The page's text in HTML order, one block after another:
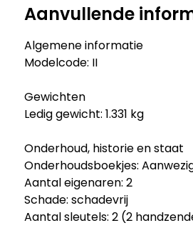
Aanvullende
Algemene informatie
Modelcode: II
Gewichten
Ledig gewicht: 1.331 kg
Onderhoud, historie en staat
Onderhoudsboekjes:
Aantal eigenaren: 2
Schade: schadevrij
Aantal sleutels: 2 (2